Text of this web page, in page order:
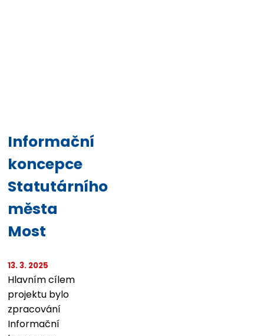
Informační
koncepce
Statutárního
města
Most
13. 3. 2025
Hlavním cílem
projektu bylo
zpracování
Informační